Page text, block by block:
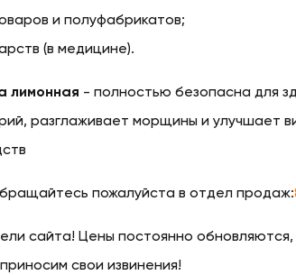
и полуфабрикатов;
(в медицине).
лимонная - полностью безопасна для
разглаживает морщины и улучшает
пожалуйста в отдел продаж:
сайта! Цены постоянно
свои извинения!